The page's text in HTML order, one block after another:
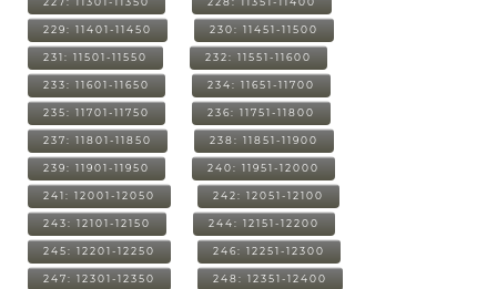
229: 11401-11450 230: 11451-11500
231: 11501-11550 232: 11551-11600
233: 11601-11650 234: 11651-11700
235: 11701-11750 236: 11751-11800
237: 11801-11850 238: 11851-11900
239: 11901-11950 240: 11951-12000
241: 12001-12050 242: 12051-12100
243: 12101-12150 244: 12151-12200
245: 12201-12250 246: 12251-12300
247: 12301-12350 248: 12351-12400